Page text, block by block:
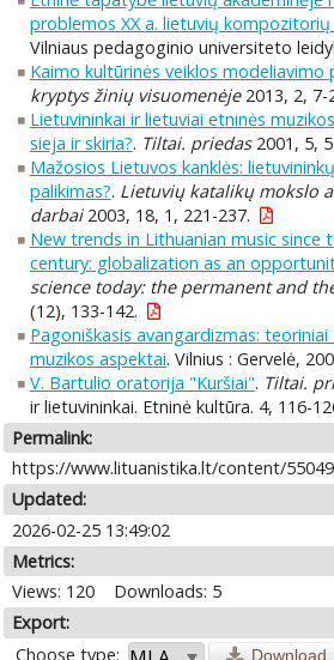
problemos XX a. lietuvių
Vilniaus pedagoginio universiteto
Kaimo kultūrinės veiklos modeliavimo
kryptys žinių visuomenėje2013, 2, 7-
Lietuvininkai ir lietuviai etninės
sieja ir skiria?. Tiltai. priedas2001, 5,
Mažosios Lietuvos kanklės:
palikimas?. Lietuvių katalikų mokslo
darbai2003, 18, 1, 221-237.
New trends in Lithuanian music since
century: globalization as an
science today: the permanent and
(12), 133-142.
Pagoniškasis avangardizmas:
muzikos aspektai. Vilnius : Gervelė,
V. Bartulio oratorija "Kuršiai". Tiltai.
ir lietuvininkai. Etninė kultūra. 4, 116-
Permalink:
https://www.lituanistika.lt/content/55049
Updated:
2026-02-25 13:49:02
Metrics:
Views: 120
Downloads: 5
Export:
Choose type:
Download